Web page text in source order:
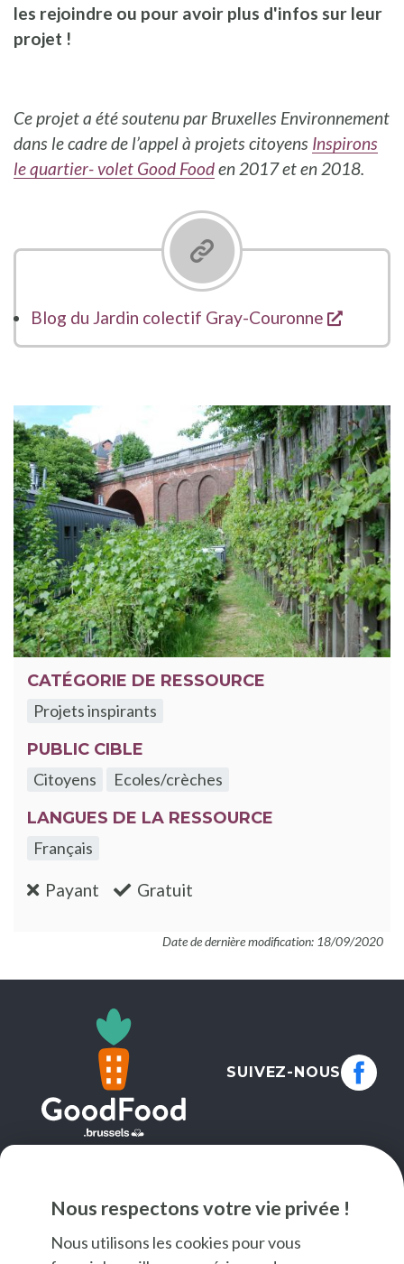
Nous respectons votre vie privée !
Nous utilisons les cookies pour vous
les rejoindre ou pour avoir plus d'infos sur leur
projet !
Ce projet a été soutenupar Bruxelles Environnement
dans le cadre de l’appel à projets citoyens Inspirons
le quartier- volet Good Fooden 2017 et en 2018.
Blog du Jardin colectif Gray-Couronne s'ouvre
CATÉGORIE DE RESSOURCE
Projets inspirants
PUBLIC CIBLE
Citoyens
Ecoles/crèches
LANGUES DE LA RESSOURCE
Français
Payant :non Gratuit
Date de dernière modification: 18/09/2020
SUIVEZ-NOUS